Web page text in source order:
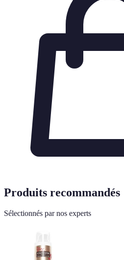
Produits recommandés
Sélectionnés par nos experts